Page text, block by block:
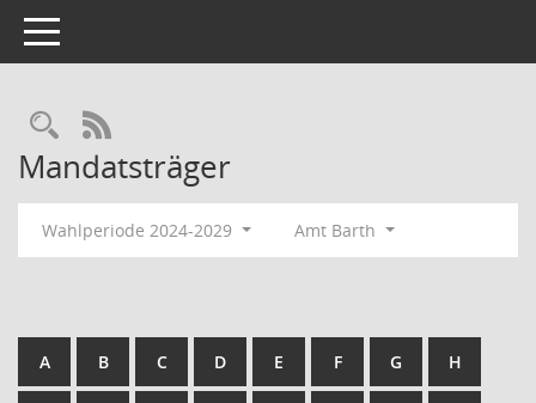
Toggle navigation
Rechercheauswahl
RSS-Feed
Mandatsträger
Wahlperiode 2024-2029 Amt Barth
A B C D E F G H